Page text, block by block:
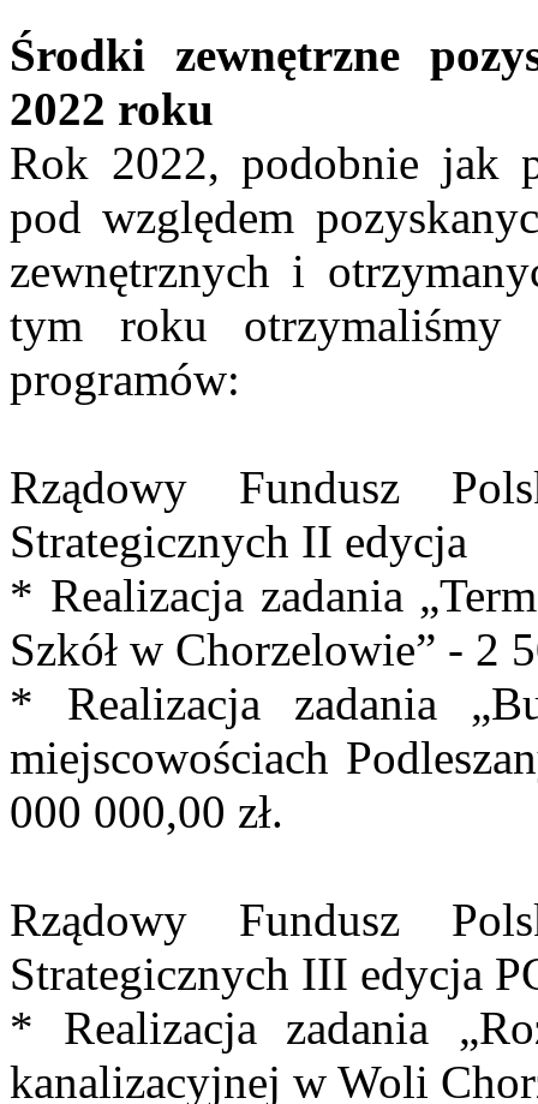
Środki zewnętrzne
2022 roku
Rok 2022, podobnie jak
pod względem
zewnętrznych i
tym roku
programów:
Rządowy Fundusz
Strategicznych II edycja
* Realizacja zadania
Szkół w Chorzelowie” - 2
* Realizacja zadania
miejscowościach
000 000,00 zł.
Rządowy Fundusz
Strategicznych III edycja
* Realizacja zadania
kanalizacyjnej w Woli